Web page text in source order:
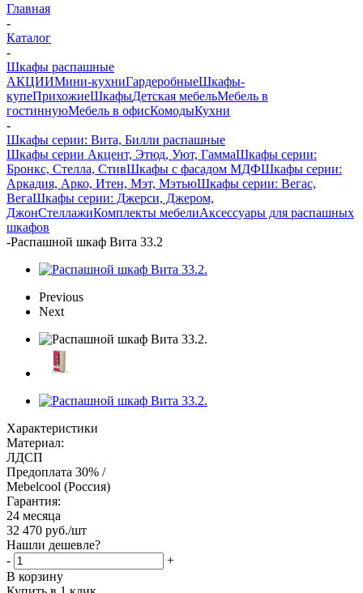
Главная
-
Каталог
-
Шкафы распашные
АКЦИИМини-кухниГардеробныеШкафы-
купеПрихожиеШкафыДетская мебельМебель в
гостиннуюМебель в офисКомодыКухни
-
Шкафы серии: Вита, Билли распашные
Шкафы серии Акцент, Этюд, Уют, ГаммаШкафы серии:
Бронкс, Стелла, СтивШкафы с фасадом МДФШкафы серии:
Аркадия, Арко, Итен, Мэт, МэтьюШкафы серии: Вегас,
ВегаШкафы серии: Джерси, Джером,
ДжонСтеллажиКомплекты мебелиАксессуары для распашных
шкафов
-Распашной шкаф Вита 33.2
Previous
Next
Характеристики
Материал:
ЛДСП
Предоплата 30% /
Mebelcool (Россия)
Гарантия:
24 месяца
32 470 руб./шт
Нашли дешевле?
-
+
В корзину